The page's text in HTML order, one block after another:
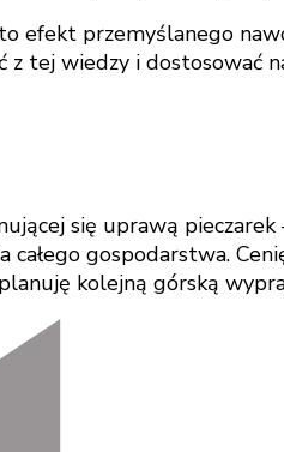
efekt przemyślanego
tej wiedzy i dostosować
się uprawą
gospodarstwa.
kolejną górską